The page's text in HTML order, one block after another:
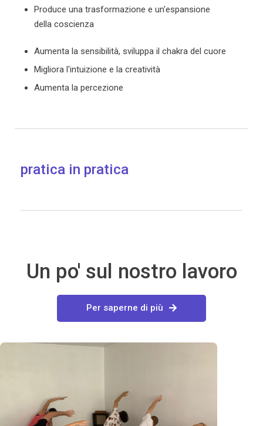
Produce una trasformazione e un'espansione
della coscienza
Aumenta la sensibilità, sviluppa il chakra del cuore
Migliora l'intuizione e la creatività
Aumenta la percezione
pratica in pratica
Un po' sul nostro lavoro
Per saperne di più